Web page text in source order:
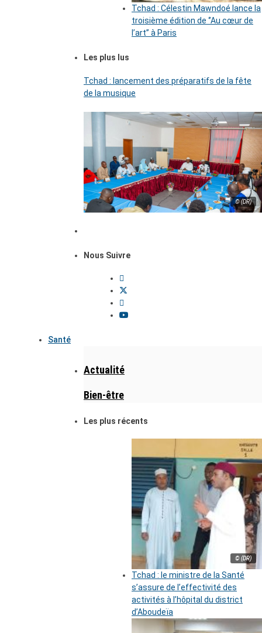
Tchad : Célestin Mawndoé lance la
troisième édition de ‘’Au cœur de
l’art’’ à Paris
Les plus lus
Tchad : lancement des préparatifs de la fête
de la musique
© (DR)
Nous Suivre
Santé
Actualité
Bien-être
Les plus récents
© (DR)
Tchad : le ministre de la Santé
s’assure de l’effectivité des
activités à l’hôpital du district
d’Aboudeïa